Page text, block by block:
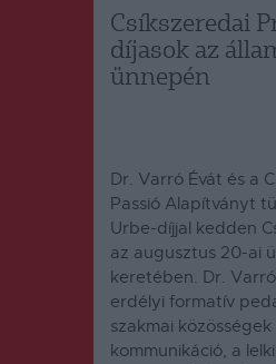
Csíkszeredai
díjasok az
ünnepén
Dr. Varró Évát és a
Passió Alapítványt
Urbe-díjjal kedden
az augusztus 20-ai
keretében. Dr.
erdélyi formatív
szakmai
kommunikáció, a